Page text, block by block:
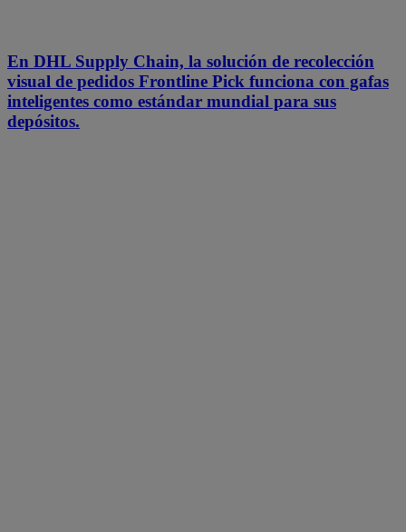
En DHL Supply Chain, la solución de recolección
visual de pedidos Frontline Pick funciona con gafas
inteligentes como estándar mundial para sus
depósitos.